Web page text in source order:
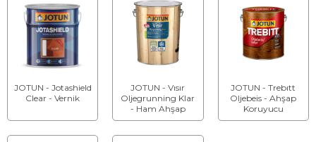
JOTUN - Jotashield
Clear - Vernik
JOTUN - Vısır
Oljegrunning Klar
- Ham Ahşap
Astarı
JOTUN - Trebıtt
Oljebeis - Ahşap
Koruyucu